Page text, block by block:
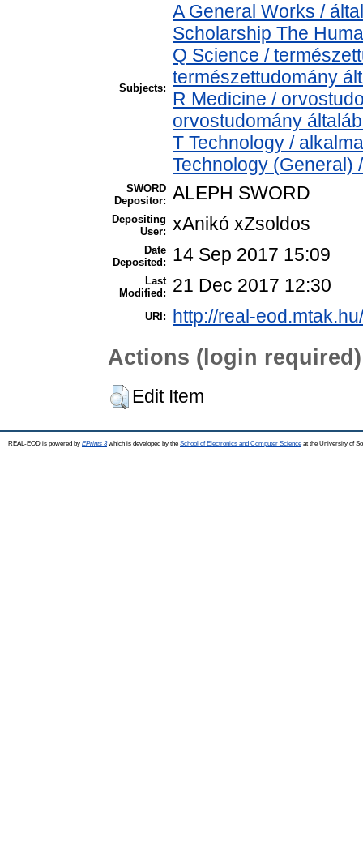
Subjects:
A General Works /
Scholarship The
Q Science /
természettudomány
R Medicine /
orvostudomány
T Technology /
Technology (General)
SWORD
Depositor: ALEPH SWORD
Depositing
User: xAnikó xZsoldos
Date
Deposited:
14 Sep 2017 15:09
Last
Modified:
21 Dec 2017 12:30
URI: http://real-
Actions (login required)
Edit Item
REAL-EOD is powered by EPrints 3which is developed by the School of Electronics and Computer Science at the University of